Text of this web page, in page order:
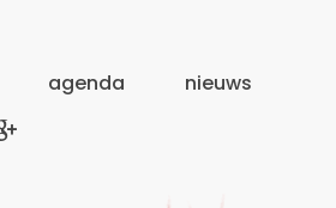
agenda nieuws